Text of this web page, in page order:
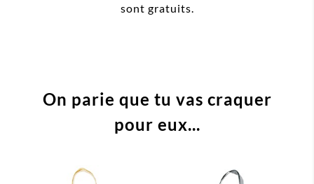
sont gratuits.
On parie que tu vas craquer
pour eux...